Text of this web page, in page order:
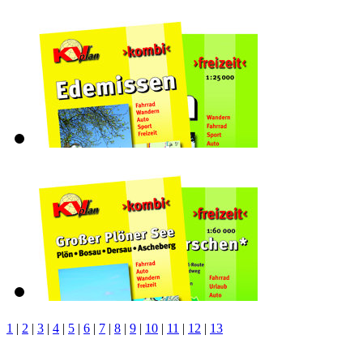
1 | 2 | 3 | 4 | 5 | 6 | 7 | 8 | 9 | 10 | 11 | 12 | 13